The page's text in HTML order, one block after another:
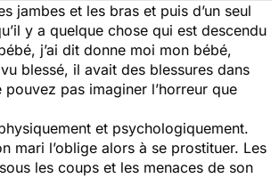
jambes et les bras et puis d’un seul
y a quelque chose qui est descendu
j’ai dit donne moi mon bébé,
blessé, il avait des blessures dans
pas imaginer l’horreur que
et psychologiquement.
mari l’oblige alors à se prostituer. Les
les coups et les menaces de son